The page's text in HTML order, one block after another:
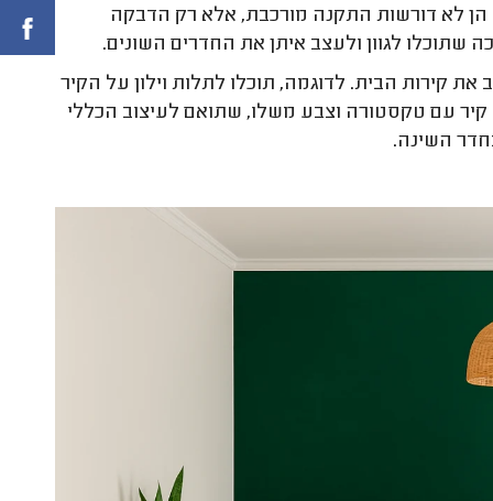
הן לא דורשות התקנה מורכבת, אלא רק הדבקה
שתוכלו לגוון ולעצב איתן את החדרים השונים.
את קירות הבית. לדוגמה, תוכלו לתלות וילון על הקיר
עם טקסטורה וצבע משלו, שתואם לעיצוב הכללי
השינה.